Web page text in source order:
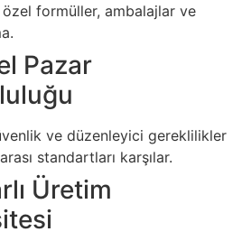
özel formüller, ambalajlar ve
Pazar
ve düzenleyici gereklilikler
standartları karşılar.
Üretim